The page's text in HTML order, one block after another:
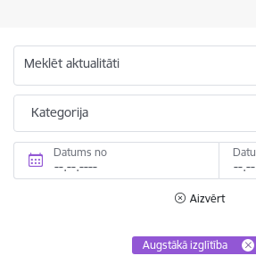
Meklēt aktualitāti
Kategorija
Datums no
Aizvērt
Augstākā izglītība